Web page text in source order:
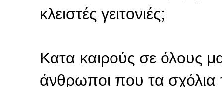
κλειστές γειτονιές;
Κατα καιρούς σε όλους
άνθρωποι που τα σχόλια